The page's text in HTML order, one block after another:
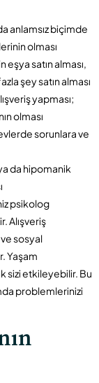
anlamsız biçimde
olması
eşya satın alması,
şey satın alması
yapması;
olması
sorunlara ve
da hipomanik
psikolog
Alışveriş
sosyal
Yaşam
sizi etkileyebilir. Bu
problemlerinizi